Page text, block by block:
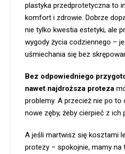
plastyka przedprotetyczna to
komfort i zdrowie. Dobrze
nie tylko kwestia estetyki, ale
wygody życia codziennego –
uśmiechania się bez
Bez odpowiedniego
nawet najdroższa proteza
problemy. A przecież nie po to
nowe zęby, żeby cierpieć z ich
A jeśli martwisz się kosztami
protezy – spokojnie, mamy na